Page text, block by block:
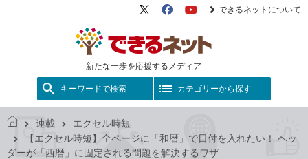
新たな一歩を応援するメディア
X（旧
FacebookYouTube
できるネットについて
キーワードで検索 カテゴリーから探す
連載
エクセル時短
【エクセル時短】全ページに「和暦」で日付を入れたい！ ヘッ
ダーが「西暦」に固定される問題を解決するワザ